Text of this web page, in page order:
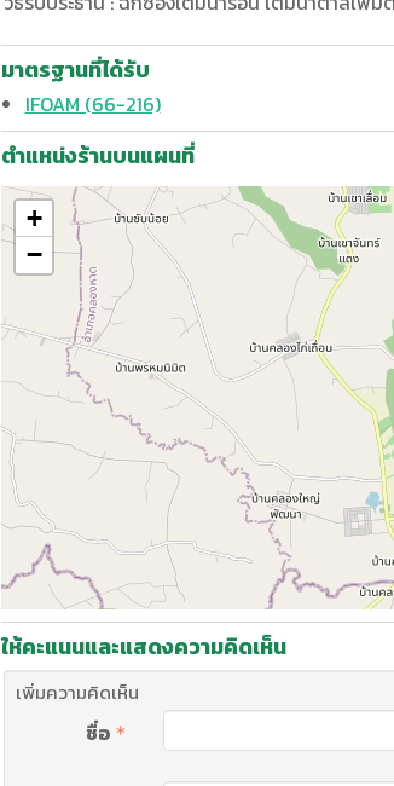
มาตรฐานที่ได้รับ
IFOAM (66-216)
ตำแหน่งร้านบนแผนที่
+
−
ให้คะแนนและแสดงความคิดเห็น
เพิ่มความคิดเห็น
ชื่อ